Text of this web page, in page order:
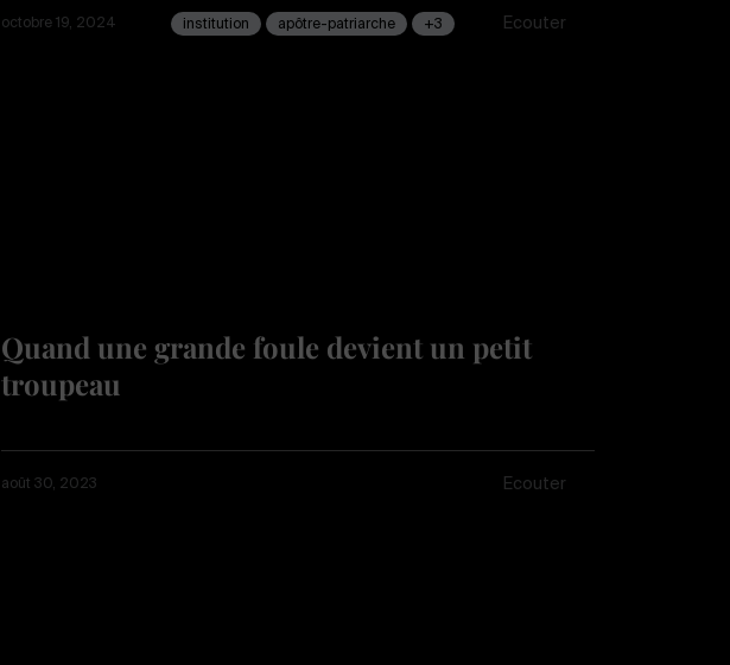
octobre 19, 2024 institution apôtre-patriarche +3 Écouter
Quand une grande foule devient un petit
troupeau
août 30, 2023 Écouter